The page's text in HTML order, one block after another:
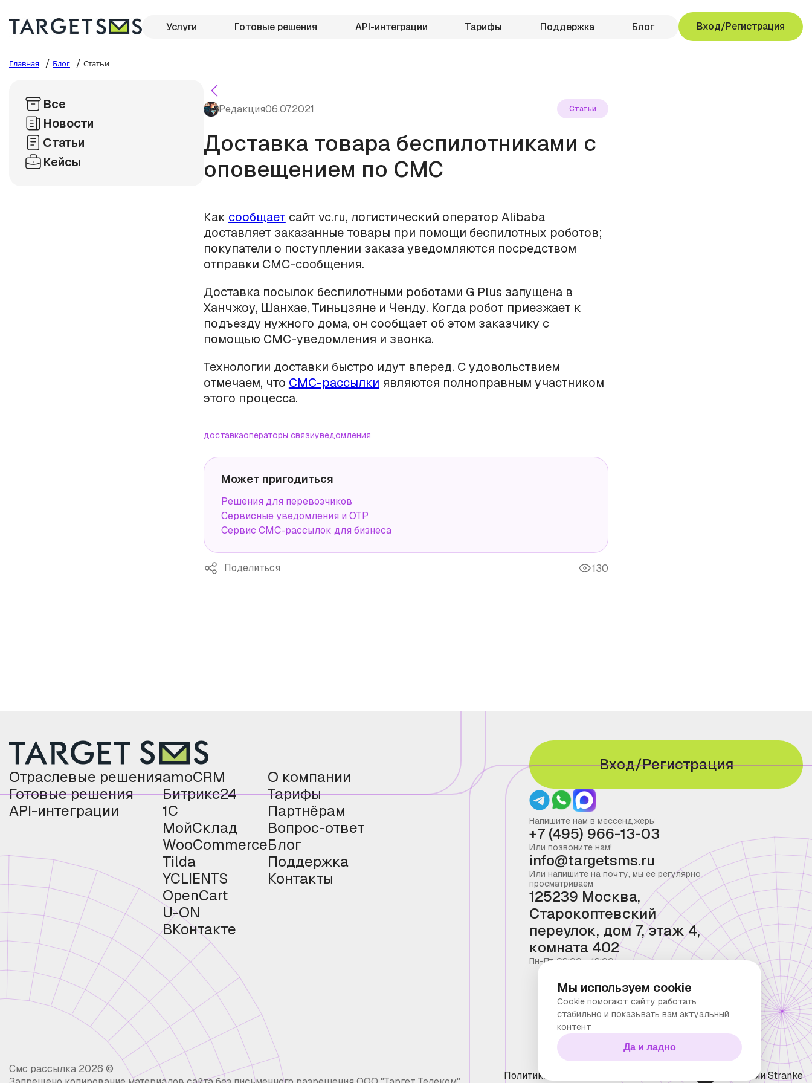
Услуги Готовые решения API-интеграции Тарифы Поддержка Блог Вход/Регистрация
Главная / Блог / Статьи
Все
Новости
Статьи
Кейсы
Редакция06.07.2021 Статьи
Доставка товара беспилотниками с
оповещением по СМС
Как сообщает сайт vc.ru, логистический оператор Alibaba
доставляет заказанные товары при помощи беспилотных роботов;
покупатели о поступлении заказа уведомляются посредством
отправки СМС-сообщения.
Доставка посылок беспилотными роботами G Plus запущена в
Ханчжоу, Шанхае, Тиньцзяне и Ченду. Когда робот приезжает к
подъезду нужного дома, он сообщает об этом заказчику с
помощью СМС-уведомления и звонка.
Технологии доставки быстро идут вперед. С удовольствием
отмечаем, что СМС-рассылки являются полноправным участником
этого процесса.
доставкаоператоры связиуведомления
Может пригодиться
Решения для перевозчиков
Сервисные уведомления и OTP
Сервис СМС-рассылок для бизнеса
Поделиться 130
Отраслевые решения
Готовые решения
API-интеграции
amoCRM
Битрикс24
1С
МойСклад
WooCommerce
Tilda
YCLIENTS
OpenCart
U-ON
ВКонтакте
О компании
Тарифы
Партнёрам
Вопрос-ответ
Блог
Поддержка
Контакты
Вход/Регистрация
Напишите нам в мессенджеры
+7 (495) 966-13-03
Или позвоните нам!
info@targetsms.ru
Или напишите на почту, мы ее регулярно
просматриваем
125239 Москва,
Старокоптевский
переулок, дом 7, этаж 4,
комната 402
Пн-Пт 09:00 - 19:00
Смс рассылка 2026 ©
Политика конфиденциальности Технологии Stranke
Мы используем cookie
Cookie помогают сайту работать
стабильно и показывать вам актуальный
контент
Да и ладно